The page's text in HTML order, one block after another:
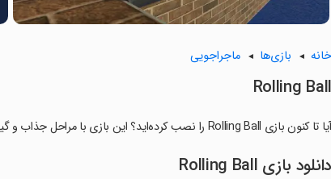
خانه بازی‌ها ماجراجویی
Rolling Ball
آیا تا کنون بازی Rolling Ball را نصب کرده‌اید؟ این بازی با مراحل جذاب و گیم‌پلی سرگرم‌کننده خود، شما را ساعت‌ها درگیر می‌کند.
دانلود بازی Rolling Ball